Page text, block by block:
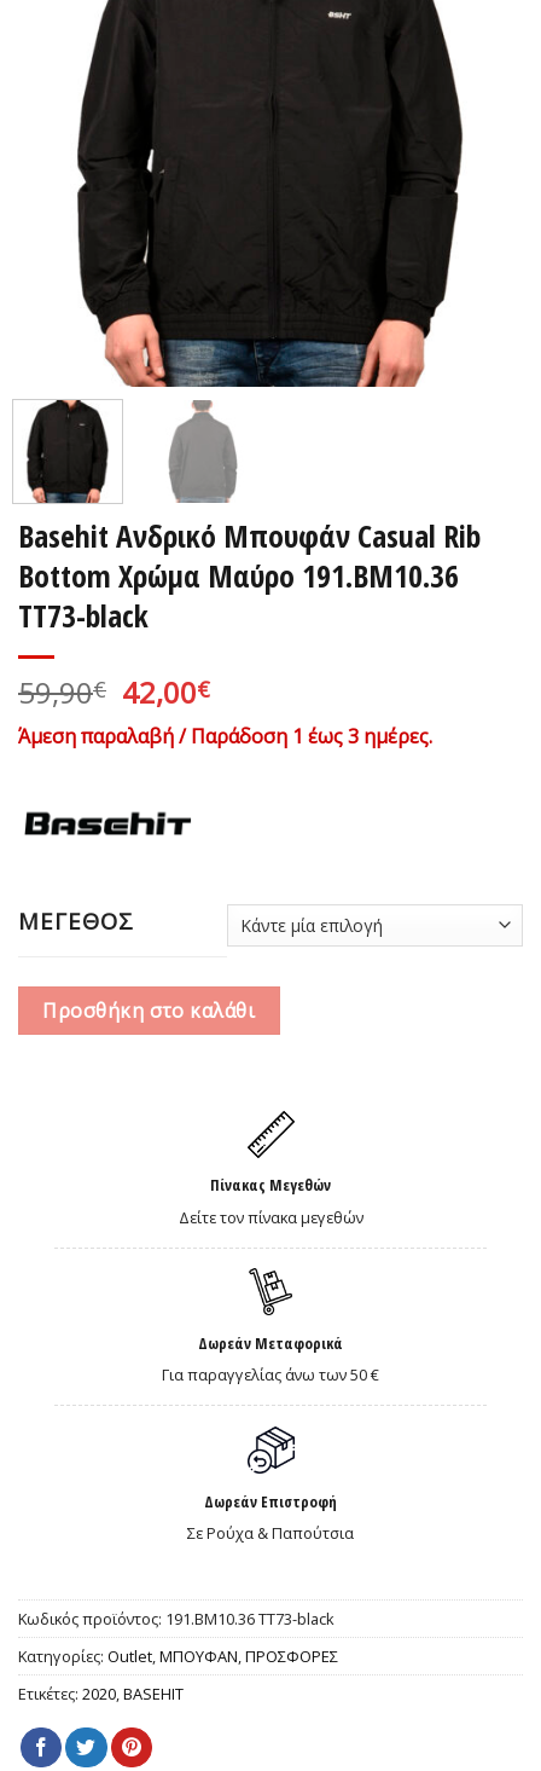
Basehit Ανδρικό Μπουφάν Casual Rib
Bottom Χρώμα Μαύρο 191.BM10.36
ΤΤ73-black
59,90€ Original
price
was:
42,00€Η
τρέχουσα
τιμή
Άμεση παραλαβή / Παράδοση 1 έως 3 ημέρες.
ΜΕΓΕΘΟΣ
Προσθήκη στο καλάθι
Πίνακας Μεγεθών
Δείτε τον πίνακα μεγεθών
Δωρεάν Μεταφορικά
Για παραγγελίας άνω των 50 €
Δωρεάν Επιστροφή
Σε Ρούχα & Παπούτσια
Κωδικός προϊόντος: 191.BM10.36 ΤΤ73-black
Κατηγορίες: Outlet,ΜΠΟΥΦΑΝ,ΠΡΟΣΦΟΡΕΣ
Ετικέτες: 2020,BASEHIT